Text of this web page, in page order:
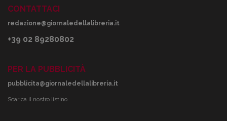
CONTATTACI
redazione@giornaledellalibreria.it
+39 02 89280802
PER LA PUBBLICITÀ
pubblicita@giornaledellalibreria.it
Scarica il nostro listino